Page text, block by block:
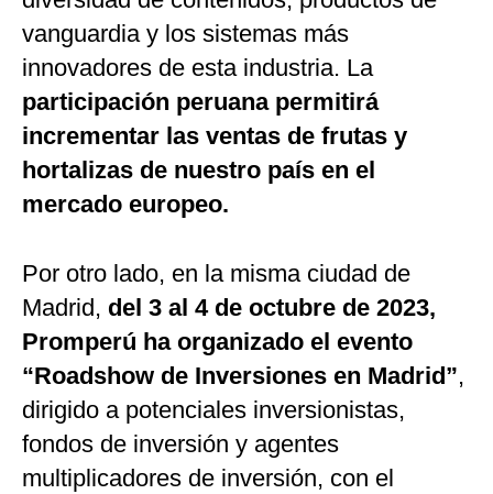
vanguardia y los sistemas más
innovadores de esta industria. La
participación peruana permitirá
incrementar las ventas de frutas y
hortalizas de nuestro país en el
mercado europeo.
Por otro lado, en la misma ciudad de
Madrid, del 3 al 4 de octubre de 2023,
Promperú ha organizado el evento
“Roadshow de Inversiones en Madrid”,
dirigido a potenciales inversionistas,
fondos de inversión y agentes
multiplicadores de inversión, con el